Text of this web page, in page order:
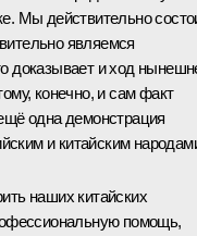
Мы действительно
являемся
доказывает и ход
конечно, и сам факт
одна демонстрация
и китайским
наших китайских
помощь,